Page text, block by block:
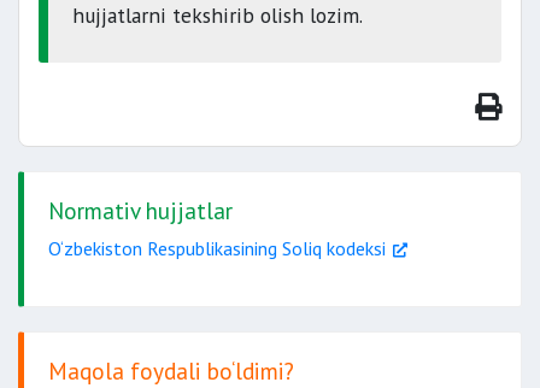
hujjatlarni tekshirib olish lozim.
Normativ hujjatlar
O‘zbekiston Respublikasining Soliq kodeksi
Maqola foydali bo‘ldimi?